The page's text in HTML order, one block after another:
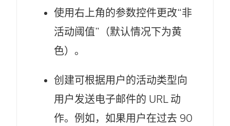
使用右上角的参数控件更改“非
活动阈值”（默认情况下为黄
色）。
创建可根据用户的活动类型向
用户发送电子邮件的 URL 动
作。例如，如果用户在过去 90